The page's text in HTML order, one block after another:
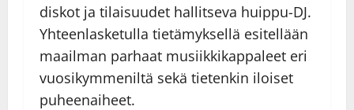
diskot ja tilaisuudet hallitseva huippu-DJ.
Yhteenlasketulla tietämyksellä esitellään
maailman parhaat musiikkikappaleet eri
vuosikymmeniltä sekä tietenkin iloiset
puheenaiheet.